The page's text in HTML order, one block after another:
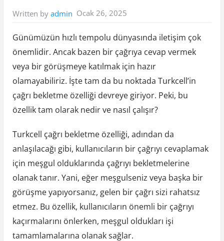
Written by admin Ocak 26, 2025
Günümüzün hızlı tempolu dünyasında iletişim çok
önemlidir. Ancak bazen bir çağrıya cevap vermek
veya bir görüşmeye katılmak için hazır
olamayabiliriz. İşte tam da bu noktada Turkcell’in
çağrı bekletme özelliği devreye giriyor. Peki, bu
özellik tam olarak nedir ve nasıl çalışır?
Turkcell çağrı bekletme özelliği, adından da
anlaşılacağı gibi, kullanıcıların bir çağrıyı cevaplamak
için meşgul olduklarında çağrıyı bekletmelerine
olanak tanır. Yani, eğer meşgulseniz veya başka bir
görüşme yapıyorsanız, gelen bir çağrı sizi rahatsız
etmez. Bu özellik, kullanıcıların önemli bir çağrıyı
kaçırmalarını önlerken, meşgul oldukları işi
tamamlamalarına olanak sağlar.